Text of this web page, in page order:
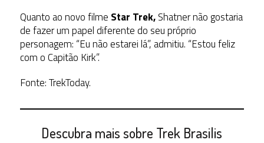
Quanto ao novo filme Star Trek,Shatner não gostaria
de fazer um papel diferente do seu próprio
personagem: “Eu não estarei lá”, admitiu. “Estou feliz
com o Capitão Kirk”.
Fonte: TrekToday.
Descubra mais sobre Trek Brasilis